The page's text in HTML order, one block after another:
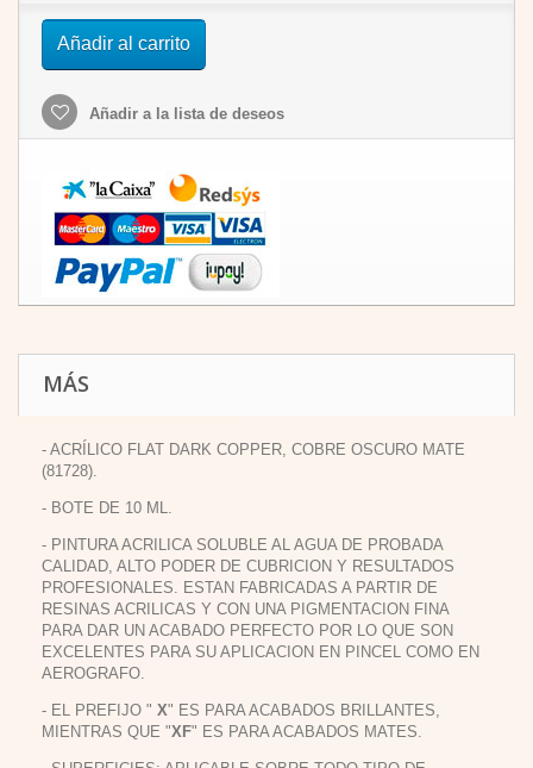
Añadir al carrito
Añadir a la lista de deseos
MÁS
- ACRÍLICO FLAT DARK COPPER, COBRE OSCURO MATE
(81728).
- BOTE DE 10 ML.
- PINTURA ACRILICA SOLUBLE AL AGUA DE PROBADA
CALIDAD, ALTO PODER DE CUBRICION Y RESULTADOS
PROFESIONALES. ESTAN FABRICADAS A PARTIR DE
RESINAS ACRILICAS Y CON UNA PIGMENTACION FINA
PARA DAR UN ACABADO PERFECTO POR LO QUE SON
EXCELENTES PARA SU APLICACION EN PINCEL COMO EN
AEROGRAFO.
- EL PREFIJO " X" ES PARA ACABADOS BRILLANTES,
MIENTRAS QUE "XF" ES PARA ACABADOS MATES.